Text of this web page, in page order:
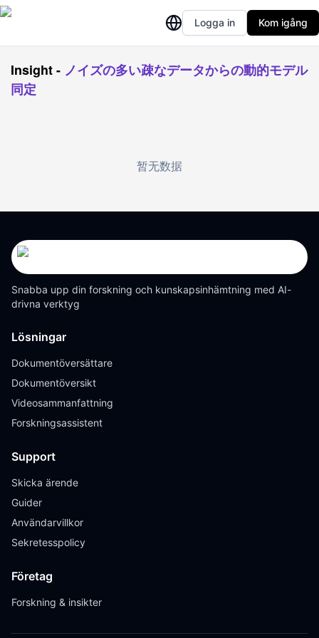
Logga in Kom igång
Insight- ノイズの多い疎なデータからの動的モデル
同定
暂无数据
Snabba upp din forskning och kunskapsinhämtning med AI-
drivna verktyg
Lösningar
Dokumentöversättare
Dokumentöversikt
Videosammanfattning
Forskningsassistent
Support
Skicka ärende
Guider
Användarvillkor
Sekretesspolicy
Företag
Forskning & insikter